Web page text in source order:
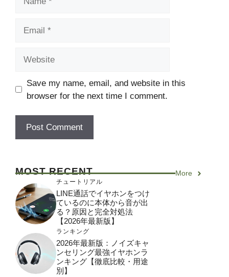
Save my name, email, and website in this
browser for the next time I comment.
MOST RECENT More
チュートリアル
LINE通話でイヤホンをつけ
ているのに本体から音が出
る？原因と完全対処法
【2026年最新版】
ランキング
2026年最新版：ノイズキャ
ンセリング最強イヤホンラ
ンキング【徹底比較・用途
別】